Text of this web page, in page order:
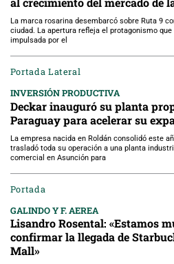
La marca rosarina desembarcó sobre Ruta 9
ciudad. La apertura refleja el protagonismo
impulsada por el
Portada Lateral
INVERSIÓN PRODUCTIVA
Deckar inauguró su planta
Paraguay para acelerar su
La empresa nacida en Roldán consolidó este
trasladó toda su operación a una planta
comercial en Asunción para
Portada
GALINDO Y F. AEREA
Lisandro Rosental: «Estamos
confirmar la llegada de
Mall»